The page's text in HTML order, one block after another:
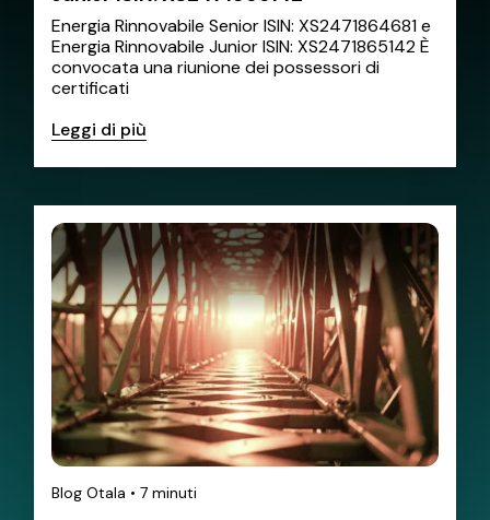
Energia Rinnovabile Senior ISIN: XS2471864681 e
Energia Rinnovabile Junior ISIN: XS2471865142 È
convocata una riunione dei possessori di
certificati
Leggi di più
Blog Otala • 7 minuti